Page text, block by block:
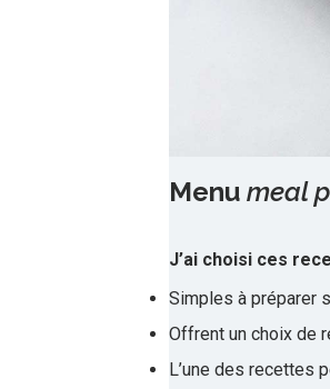
Menu meal
J’ai choisi ces
Simples à préparer
Offrent un choix de
L’une des recettes